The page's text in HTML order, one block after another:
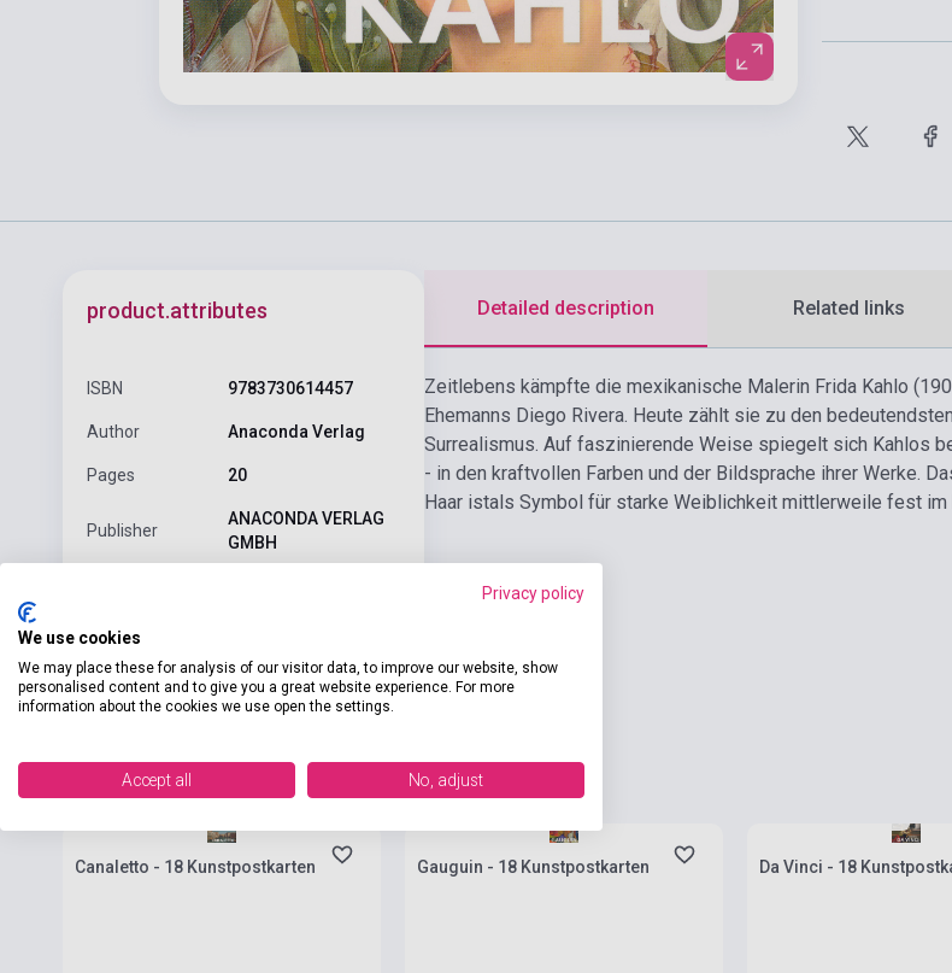
product.attributes
ISBN 9783730614457
Author Anaconda Verlag
Pages 20
Publisher
ANACONDA VERLAG
GMBH
Detailed description Related links
Zeitlebens kämpfte die mexikanische Malerin Frida Kahlo
Ehemanns Diego Rivera. Heute zählt sie zu den
Surrealismus. Auf faszinierende Weise spiegelt sich Kahlos
- in den kraftvollen Farben und der Bildsprache ihrer Werke.
Haar istals Symbol für starke Weiblichkeit mittlerweile fest
Related products
Canaletto - 18 Kunstpostkarten Gauguin - 18 Kunstpostkarten Da Vinci - 18
Privacy policy
We use cookies
We may place these for analysis of our visitor data, to improve our website, show
personalised content and to give you a great website experience. For more
information about the cookies we use open the settings.
Accept all No, adjust